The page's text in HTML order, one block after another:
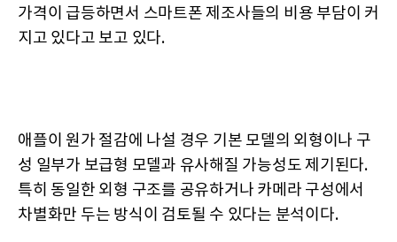
가격이 급등하면서 스마트폰 제조사들의 비용 부담이 커
지고 있다고 보고 있다.
애플이 원가 절감에 나설 경우 기본 모델의 외형이나 구
성 일부가 보급형 모델과 유사해질 가능성도 제기된다.
특히 동일한 외형 구조를 공유하거나 카메라 구성에서
차별화만 두는 방식이 검토될 수 있다는 분석이다.